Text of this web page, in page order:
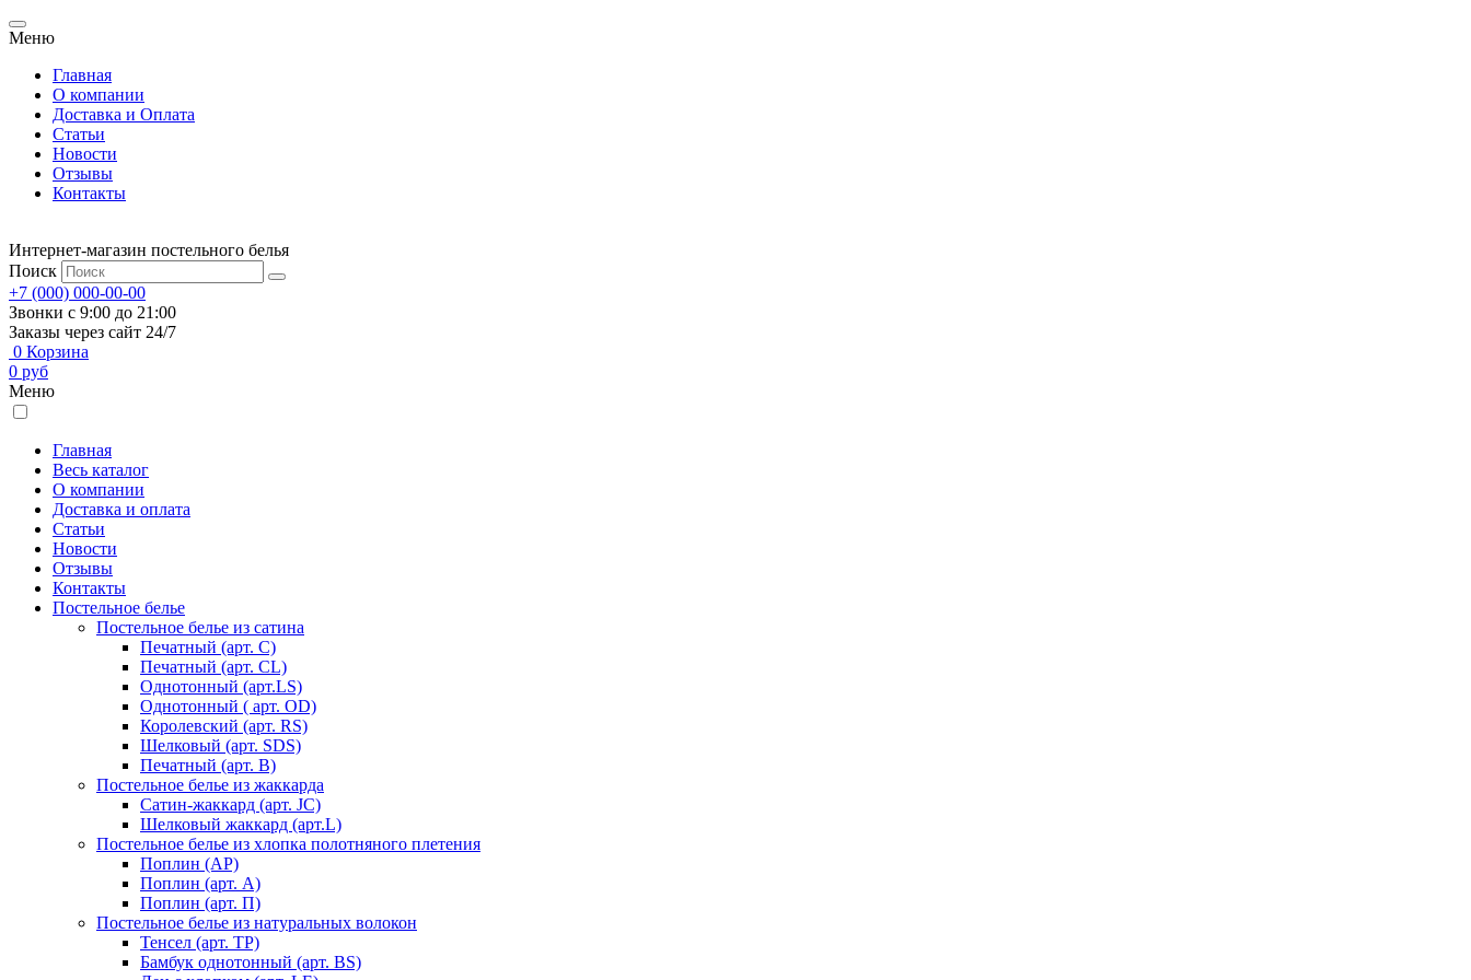
Меню
Главная
О компании
Доставка и Оплата
Статьи
Новости
Отзывы
Контакты
Интернет-магазин постельного белья
Поиск
+7 (000) 000-00-00
Звонки с 9:00 до 21:00
Заказы через сайт 24/7
0 Корзина
0 руб
Меню
Главная
Весь каталог
О компании
Доставка и оплата
Статьи
Новости
Отзывы
Контакты
Постельное белье
Постельное белье из сатина
Печатный (арт. С)
Печатный (арт. СL)
Однотонный (арт.LS)
Однотонный ( арт. OD)
Королевский (арт. RS)
Шелковый (арт. SDS)
Печатный (арт. В)
Постельное белье из жаккарда
Сатин-жаккард (арт. JC)
Шелковый жаккард (арт.L)
Постельное белье из хлопка полотняного плетения
Поплин (AP)
Поплин (арт. А)
Поплин (арт. П)
Постельное белье из натуральных волокон
Тенсел (арт. ТР)
Бамбук однотонный (арт. BS)